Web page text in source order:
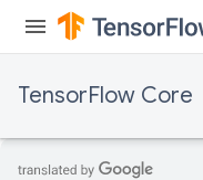
TensorFlow Core